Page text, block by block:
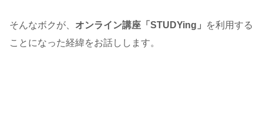
そんなボクが、 オンライン講座「STUDYing」
を利用する
ことになった経緯をお話しします。